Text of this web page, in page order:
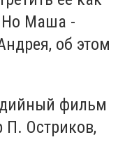
Но Маша -
об этом
фильм
П. Остриков,